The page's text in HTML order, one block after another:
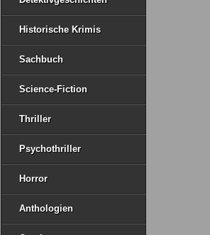
Historische Krimis
Sachbuch
Science-Fiction
Thriller
Psychothriller
Horror
Anthologien